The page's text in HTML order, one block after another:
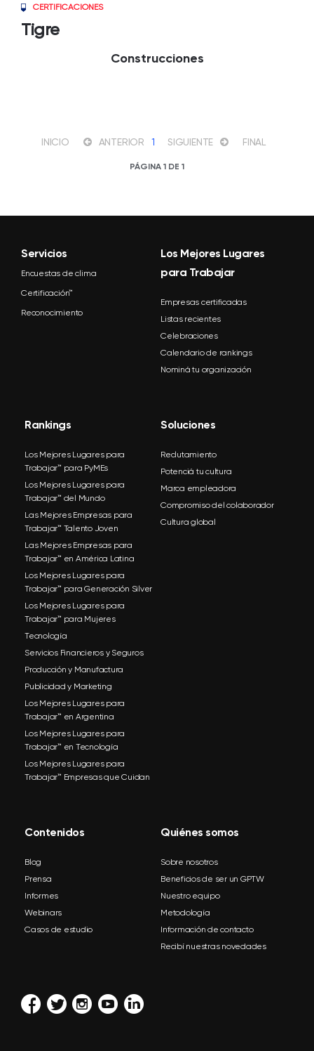
CERTIFICACIONES
Tigre
Construcciones
INICIO ANTERIOR 1 SIGUIENTE FINAL
PÁGINA 1 DE 1
Servicios
Encuestas de clima
Certificación™
Reconocimiento
Los Mejores Lugares
para Trabajar
Empresas certificadas
Listas recientes
Celebraciones
Calendario de rankings
Nominá tu organización
Rankings
Los Mejores Lugares para
Trabajar™ para PyMEs
Los Mejores Lugares para
Trabajar™ del Mundo
Las Mejores Empresas para
Trabajar™ Talento Joven
Las Mejores Empresas para
Trabajar™ en América Latina
Los Mejores Lugares para
Trabajar™ para Generación Silver
Los Mejores Lugares para
Trabajar™ para Mujeres
Tecnología
Servicios Financieros y Seguros
Producción y Manufactura
Publicidad y Marketing
Los Mejores Lugares para
Trabajar™ en Argentina
Los Mejores Lugares para
Trabajar™ en Tecnología
Los Mejores Lugares para
Trabajar™ Empresas que Cuidan
Soluciones
Reclutamiento
Potenciá tu cultura
Marca empleadora
Compromiso del colaborador
Cultura global
Contenidos
Blog
Prensa
Informes
Webinars
Casos de estudio
Quiénes somos
Sobre nosotros
Beneficios de ser un GPTW
Nuestro equipo
Metodología
Información de contacto
Recibí nuestras novedades